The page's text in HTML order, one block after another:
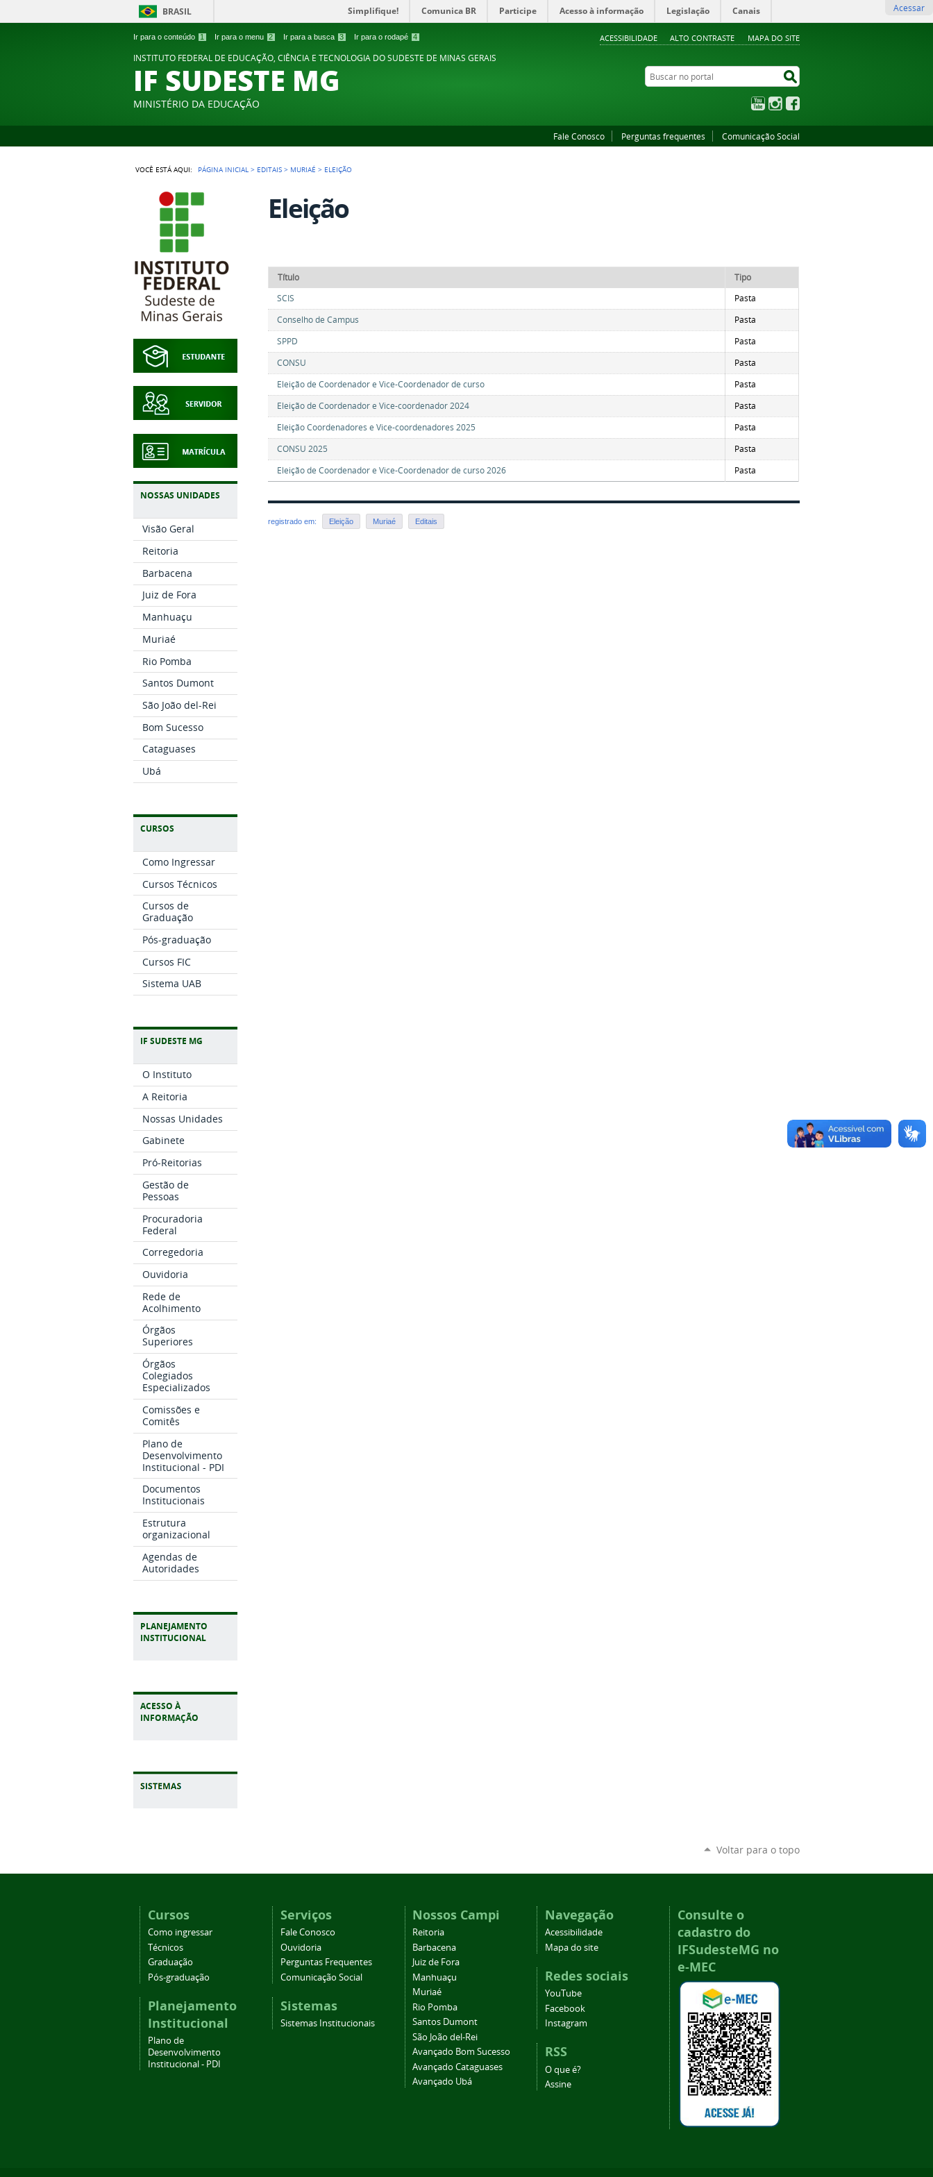
Ir para o conteúdo 1 Ir para o menu 2 Ir para a busca 3 Ir para o rodapé 4 ACESSIBILIDADE ALTO CONTRASTE MAPA DO SITE
BRASIL Simplifique! Comunica BR Participe Acesso à informação Legislação Canais Acessar
INSTITUTO FEDERAL DE EDUCAÇÃO, CIÊNCIA E TECNOLOGIA DO SUDESTE DE MINAS GERAIS
IF SUDESTE MG
MINISTÉRIO DA EDUCAÇÃO
Buscar no portal
YouTubeInstagram
Fale Conosco Perguntas frequentes Comunicação Social
VOCÊ ESTÁ AQUI: PÁGINA INICIAL > EDITAIS > MURIAÉ > ELEIÇÃO
NOSSAS UNIDADES
Visão Geral
Reitoria
Barbacena
Juiz de Fora
Manhuaçu
Muriaé
Rio Pomba
Santos Dumont
São João del-Rei
Bom Sucesso
Cataguases
Ubá
CURSOS
Como Ingressar
Cursos Técnicos
Cursos de
Graduação
Pós-graduação
Cursos FIC
Sistema UAB
IF SUDESTE MG
O Instituto
A Reitoria
Nossas Unidades
Gabinete
Pró-Reitorias
Gestão de
Pessoas
Procuradoria
Federal
Corregedoria
Ouvidoria
Rede de
Acolhimento
Órgãos
Superiores
Órgãos
Colegiados
Especializados
Comissões e
Comitês
Plano de
Desenvolvimento
Institucional - PDI
Documentos
Institucionais
Estrutura
organizacional
Agendas de
Autoridades
PLANEJAMENTO
INSTITUCIONAL
ACESSO À
INFORMAÇÃO
Eleição
Título
Tipo
SCIS
Pasta
Conselho de Campus
Pasta
SPPD
Pasta
CONSU
Pasta
Eleição de Coordenador e Vice-Coordenador de curso
Pasta
Eleição de Coordenador e Vice-coordenador 2024
Pasta
Eleição Coordenadores e Vice-coordenadores 2025
Pasta
CONSU 2025
Pasta
Eleição de Coordenador e Vice-Coordenador de curso 2026
Pasta
registrado em: Eleição Muriaé Editais
Voltar para o topo
Cursos
Como ingressar
Técnicos
Graduação
Pós-graduação
Planejamento
Institucional
Plano de
Desenvolvimento
Institucional - PDI
Serviços
Fale Conosco
Ouvidoria
Perguntas Frequentes
Comunicação Social
Sistemas
Sistemas Institucionais
Nossos Campi
Reitoria
Barbacena
Juiz de Fora
Manhuaçu
Muriaé
Rio Pomba
Santos Dumont
São João del-Rei
Avançado Bom Sucesso
Avançado Cataguases
Avançado Ubá
Navegação
Acessibilidade
Mapa do site
Redes sociais
YouTube
Facebook
Instagram
RSS
O que é?
Assine
Consulte o
cadastro do
IFSudesteMG no
e-MEC